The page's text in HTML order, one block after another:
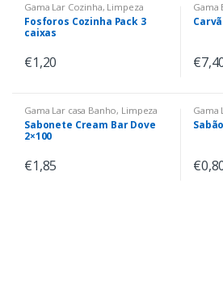
Gama Lar Cozinha, Limpeza
Fosforos Cozinha Pack 3
caixas
€1,20
Gama
Limpeza
€
Gama Lar casa Banho, Limpeza
Sabonete Cream Bar Dove
2×100
€1,85
Gama
€